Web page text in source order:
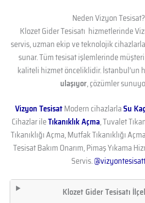
Neden Vizyon Tesisat?
Klozet Gider Tesisatı hizmetlerinde
servis, uzman ekip ve teknolojik
sunar. Tüm tesisat işlemlerinde
kaliteli hizmet önceliklidir. İstanbul’un
ulaşıyor, çözümler
Vizyon TesisatModern cihazlarlaSu
Cihazlar ileTıkanıklık Açma, Tuvalet
Tıkanıklığı Açma, Mutfak Tıkanıklığı
Tesisat Bakım Onarım, Pimaş Yıkama
Servis.
Klozet Gider Tesisatı